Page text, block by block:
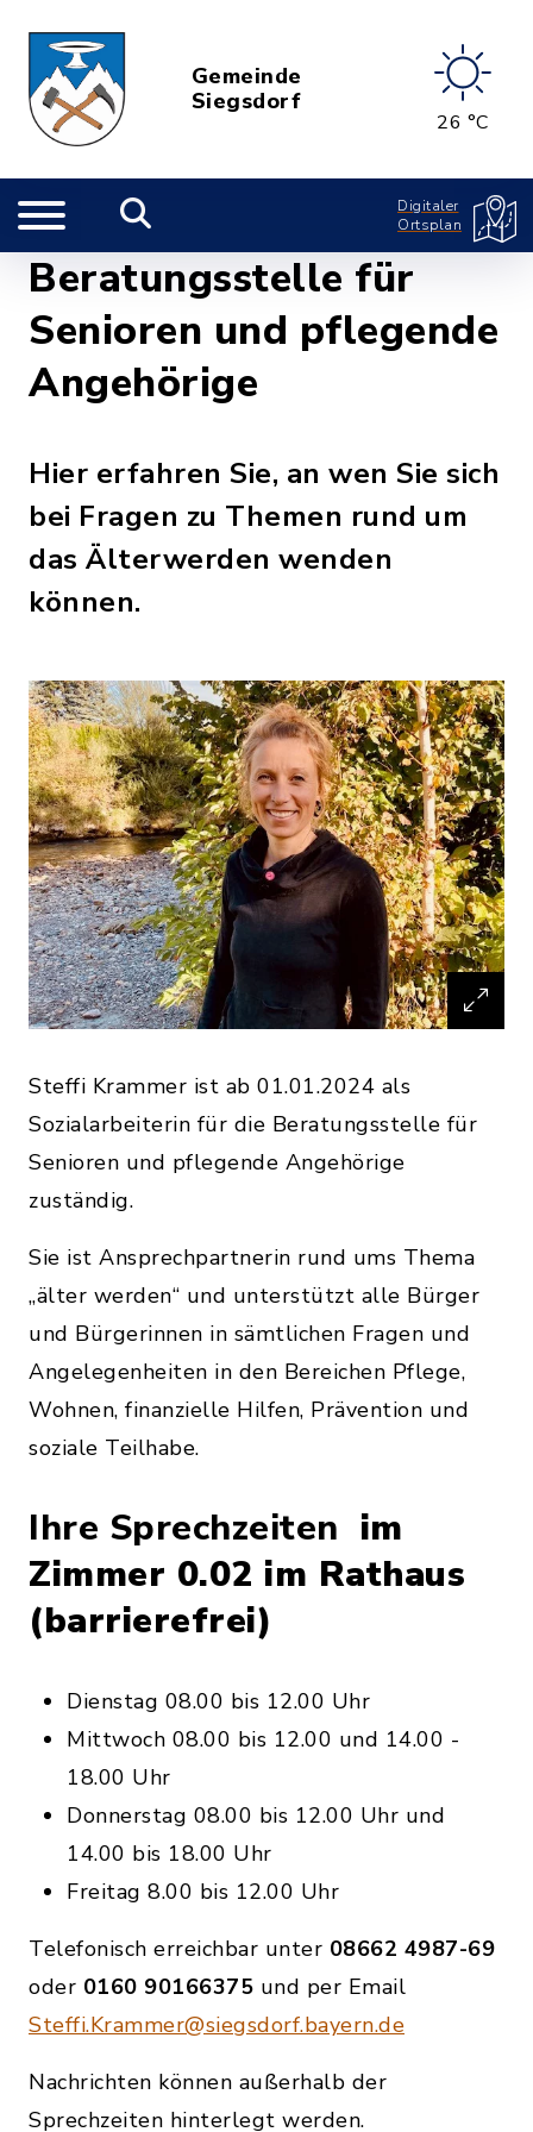
Gemeinde
Siegsdorf
26 °C
Digitaler
Ortsplan
Beratungsstelle für
Senioren und pflegende
Angehörige
Hier erfahren Sie, an wen Sie sich
bei Fragen zu Themen rund um
das Älterwerden wenden
können.
Steffi Krammer ist ab 01.01.2024 als
Sozialarbeiterin für die Beratungsstelle für
Senioren und pflegende Angehörige
zuständig.
Sie ist Ansprechpartnerin rund ums Thema
„älter werden“ und unterstützt alle Bürger
und Bürgerinnen in sämtlichen Fragen und
Angelegenheiten in den Bereichen Pflege,
Wohnen, finanzielle Hilfen, Prävention und
soziale Teilhabe.
Ihre Sprechzeiten im
Zimmer 0.02 im Rathaus
(barrierefrei)
Dienstag 08.00 bis 12.00 Uhr
Mittwoch 08.00 bis 12.00 und 14.00 -
18.00 Uhr
Donnerstag 08.00 bis 12.00 Uhr und
14.00 bis 18.00 Uhr
Freitag 8.00 bis 12.00 Uhr
Telefonisch erreichbar unter 08662 4987-69
oder 0160 90166375 und per Email
Steffi.Krammer@siegsdorf.bayern.de
Nachrichten können außerhalb der
Sprechzeiten hinterlegt werden.